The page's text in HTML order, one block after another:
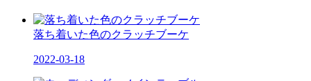
落ち着いた色のクラッチブーケ
2022-03-18